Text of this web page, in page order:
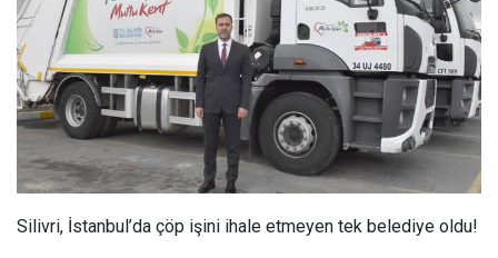
Silivri, İstanbul’da çöp işini ihale etmeyen tek belediye oldu!